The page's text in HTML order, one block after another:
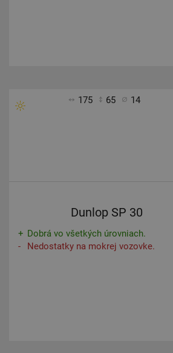
175 65 14
Dunlop SP 30
Dobrá vo všetkých úrovniach.
Nedostatky na mokrej vozovke.